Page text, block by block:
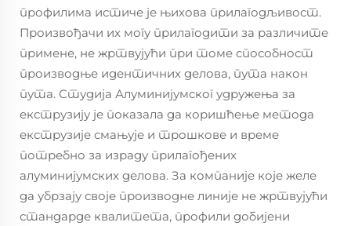
профилима истиче је њихова прилагодљивост.
Произвођачи их могу прилагодити за различите
примене, не жртвујући при томе способност
производње идентичних делова, пута након
пута. Студија Алуминијумског удружења за
екструзију је показала да коришћење метода
екструзије смањује и трошкове и време
потребно за израду прилагођених
алуминијумских делова. За компаније које желе
да убрзају своје производне линије не жртвујући
стандарде квалитета, профили добијени